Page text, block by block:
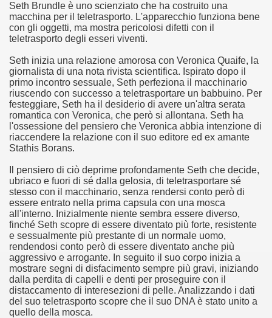
Seth Brundle è uno scienziato che ha costruito una
macchina per il teletrasporto. L'apparecchio funziona bene
con gli oggetti, ma mostra pericolosi difetti con il
teletrasporto degli esseri viventi.
Seth inizia una relazione amorosa con Veronica Quaife, la
giornalista di una nota rivista scientifica. Ispirato dopo il
primo incontro sessuale, Seth perfeziona il macchinario
riuscendo con successo a teletrasportare un babbuino. Per
festeggiare, Seth ha il desiderio di avere un'altra serata
romantica con Veronica, che però si allontana. Seth ha
l'ossessione del pensiero che Veronica abbia intenzione di
riaccendere la relazione con il suo editore ed ex amante
Stathis Borans.
Il pensiero di ciò deprime profondamente Seth che decide,
ubriaco e fuori di sé dalla gelosia, di teletrasportare sé
stesso con il macchinario, senza rendersi conto però di
essere entrato nella prima capsula con una mosca
all'interno. Inizialmente niente sembra essere diverso,
finché Seth scopre di essere diventato più forte, resistente
e sessualmente più prestante di un normale uomo,
rendendosi conto però di essere diventato anche più
aggressivo e arrogante. In seguito il suo corpo inizia a
mostrare segni di disfacimento sempre più gravi, iniziando
dalla perdita di capelli e denti per proseguire con il
distaccamento di interesezioni di pelle. Analizzando i dati
del suo teletrasporto scopre che il suo DNA è stato unito a
quello della mosca.
atipico, un viaggio interiore di Isabel Allende
di maggior successo al mondo.
psicopatico assoldato dal potere per poter incastrare
risiede quasi esclusivamente nella sua enorme
Se Ti Piacciono nel mese di Maggio 2013.
minacce e la vita sotto scorta.
e nel sogno di dominio della camorra.
40 milioni di insetti appositamente allevati.
nella cultura contemporanea.
Dark Secret – Rhapsody of Fire.